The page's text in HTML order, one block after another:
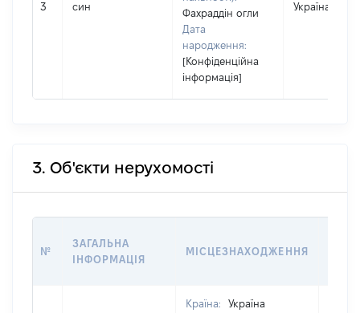
3 син
Фахраддін огли
Дата
народження:
[Конфіденційна
інформація]
Україна
3. Об'єкти нерухомості
№
ЗАГАЛЬНА
ІНФОРМАЦІЯ
МІСЦЕЗНАХОДЖЕННЯ
Країна:
Україна